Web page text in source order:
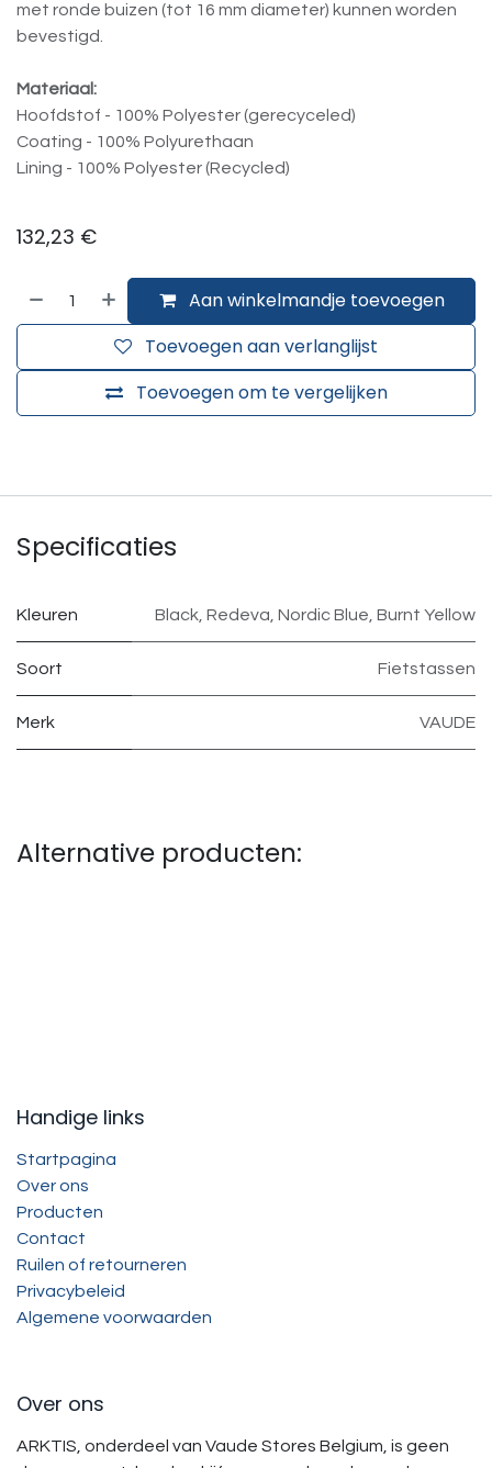
met ronde buizen (tot 16 mm diameter) kunnen worden
bevestigd.
Materiaal:
Hoofdstof - 100% Polyester (gerecyceled)
Coating - 100% Polyurethaan
Lining - 100% Polyester (Recycled)
132,23 €
Aan winkelmandje toevoegen
Toevoegen om te vergelijken
Toevoegen aan verlanglijst
Specificaties
Kleuren Black Redeva Nordic Blue Burnt Yellow
Soort Fietstassen
Merk VAUDE
Alternative producten:
Handige links
Startpagina
Over ons
Producten
Contact
Ruilen of retourneren
Privacybeleid
Algemene voorwaarden
Over ons
ARKTIS, onderdeel van Vaude Stores Belgium, is geen